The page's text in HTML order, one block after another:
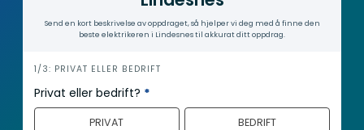
Send en kort beskrivelse av oppdraget, så hjelper vi deg med å finne den
beste elektrikeren i Lindesnes til akkurat ditt oppdrag.
i
n
n
1/3: PRIVAT ELLER BEDRIFT
Privat eller bedrift? *
PRIVAT BEDRIFT